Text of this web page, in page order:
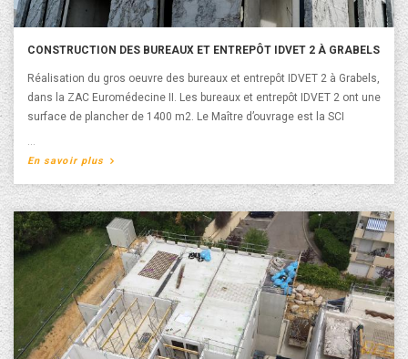
CONSTRUCTION DES BUREAUX ET ENTREPÔT IDVET 2 À GRABELS
Réalisation du gros oeuvre des bureaux et entrepôt IDVET 2 à Grabels,
dans la ZAC Euromédecine II. Les bureaux et entrepôt IDVET 2 ont une
surface de plancher de 1400 m2. Le Maître d’ouvrage est la SCI
En savoir plus A propos de Construction des bureaux et entrepôt